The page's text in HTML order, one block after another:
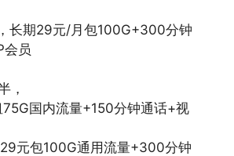
长期29元/月包100G+300分钟
会员
，
国内流量+150分钟通话+视
元包100G通用流量+300分钟